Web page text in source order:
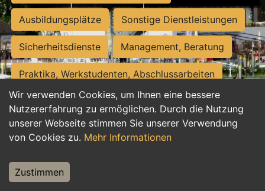
Wir verwenden Cookies, um Ihnen eine bessere
Nutzererfahrung zu ermöglichen. Durch die Nutzung
unserer Webseite stimmen Sie unserer Verwendung
von Cookies zu. Mehr Informationen
Zustimmen
Ausbildungsplätze Sonstige Dienstleistungen
Sicherheitsdienste Management, Beratung
Praktika, Werkstudenten, Abschlussarbeiten
Personalwesen Assistenz, Sekretariat
Hilfskräfte, Aushilfs- und Nebenjobs
Weiterbildung, Studium, duale Ausbildung